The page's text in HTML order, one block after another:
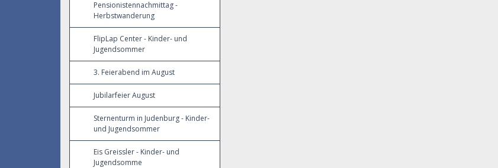
Pensionistennachmittag -
Herbstwanderung
FlipLap Center - Kinder- und
Jugendsommer
3. Feierabend im August
Jubilarfeier August
Sternenturm in Judenburg - Kinder-
und Jugendsommer
Eis Greissler - Kinder- und
Jugendsomme